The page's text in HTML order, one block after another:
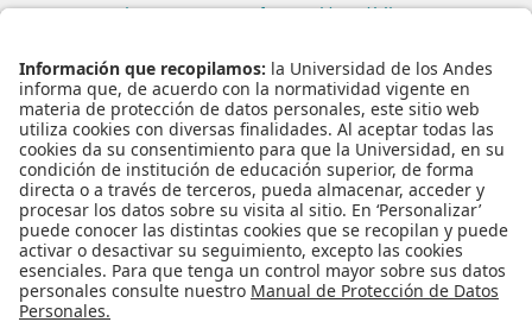
Transparencia y Acceso a Información Pública
REDES SOCIALES
ENLACES RÁPIDOS